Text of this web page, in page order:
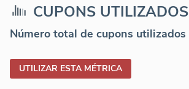
CUPONS UTILIZADOS
Número total de cupons utilizados
UTILIZAR ESTA MÉTRICA